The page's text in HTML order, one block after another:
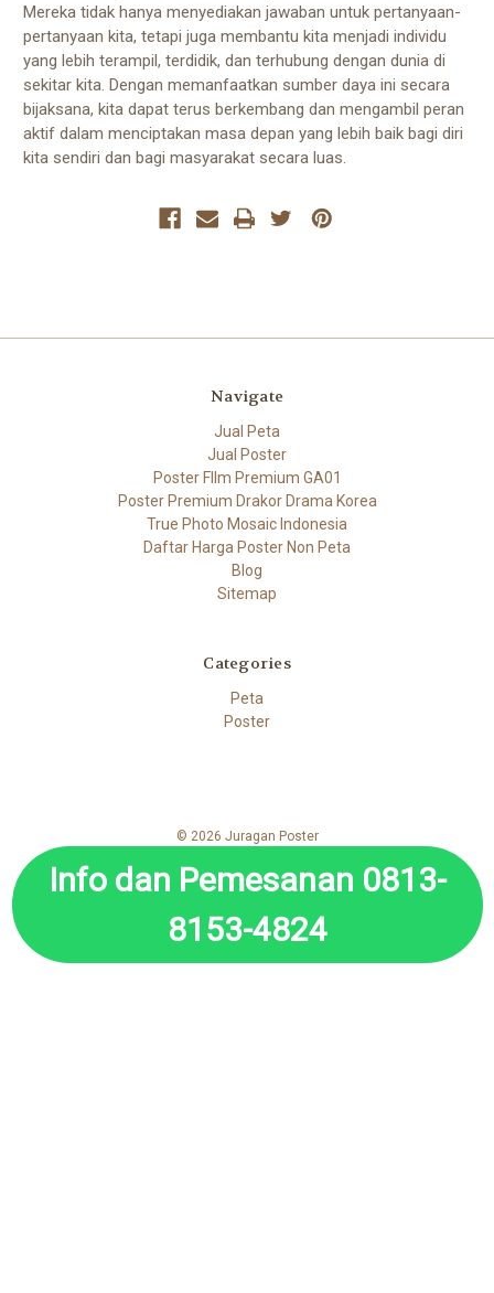
Mereka tidak hanya menyediakan jawaban untuk pertanyaan-
pertanyaan kita, tetapi juga membantu kita menjadi individu
yang lebih terampil, terdidik, dan terhubung dengan dunia di
sekitar kita. Dengan memanfaatkan sumber daya ini secara
bijaksana, kita dapat terus berkembang dan mengambil peran
aktif dalam menciptakan masa depan yang lebih baik bagi diri
kita sendiri dan bagi masyarakat secara luas.
Navigate
Jual Peta
Jual Poster
Poster FIlm Premium GA01
Poster Premium Drakor Drama Korea
True Photo Mosaic Indonesia
Daftar Harga Poster Non Peta
Blog
Sitemap
Categories
Peta
Poster
© 2026 Juragan Poster
Info dan Pemesanan 0813-
8153-4824